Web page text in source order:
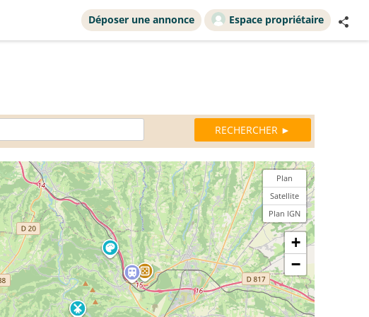
Déposer une annonce Espace propriétaire
Plan
Satellite
Plan IGN
+
−